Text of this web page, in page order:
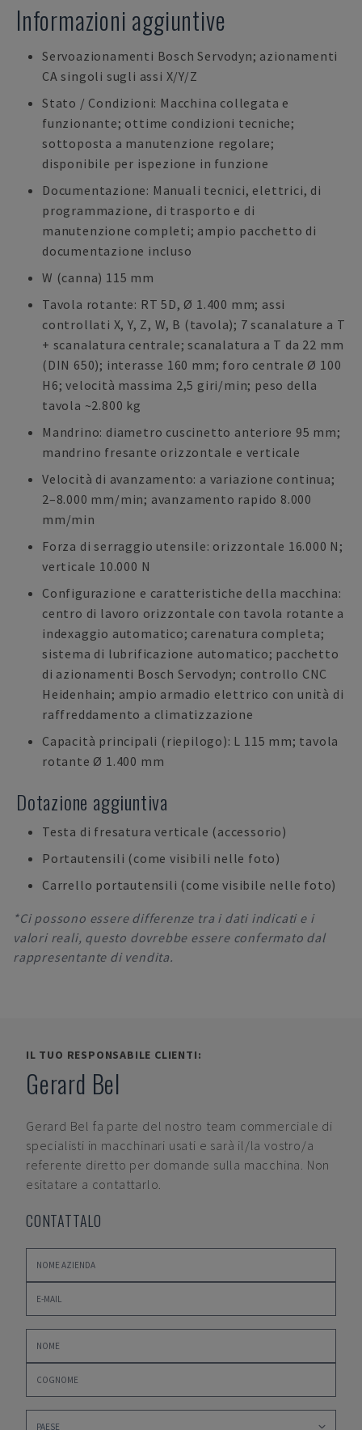
Informazioni aggiuntive
Servoazionamenti Bosch Servodyn; azionamenti
CA singoli sugli assi X/Y/Z
Stato / Condizioni: Macchina collegata e
funzionante; ottime condizioni tecniche;
sottoposta a manutenzione regolare;
disponibile per ispezione in funzione
Documentazione: Manuali tecnici, elettrici, di
programmazione, di trasporto e di
manutenzione completi; ampio pacchetto di
documentazione incluso
W (canna) 115 mm
Tavola rotante: RT 5D, Ø 1.400 mm; assi
controllati X, Y, Z, W, B (tavola); 7 scanalature a T
+ scanalatura centrale; scanalatura a T da 22 mm
(DIN 650); interasse 160 mm; foro centrale Ø 100
H6; velocità massima 2,5 giri/min; peso della
tavola ~2.800 kg
Mandrino: diametro cuscinetto anteriore 95 mm;
mandrino fresante orizzontale e verticale
Velocità di avanzamento: a variazione continua;
2–8.000 mm/min; avanzamento rapido 8.000
mm/min
Forza di serraggio utensile: orizzontale 16.000 N;
verticale 10.000 N
Configurazione e caratteristiche della macchina:
centro di lavoro orizzontale con tavola rotante a
indexaggio automatico; carenatura completa;
sistema di lubrificazione automatico; pacchetto
di azionamenti Bosch Servodyn; controllo CNC
Heidenhain; ampio armadio elettrico con unità di
raffreddamento a climatizzazione
Capacità principali (riepilogo): L 115 mm; tavola
rotante Ø 1.400 mm
Dotazione aggiuntiva
Testa di fresatura verticale (accessorio)
Portautensili (come visibili nelle foto)
Carrello portautensili (come visibile nelle foto)
*Ci possono essere differenze tra i dati indicati e i
valori reali, questo dovrebbe essere confermato dal
rappresentante di vendita.
IL TUO RESPONSABILE CLIENTI:
Gerard Bel
Gerard Bel fa parte del nostro team commerciale di
specialisti in macchinari usati e sarà il/la vostro/a
referente diretto per domande sulla macchina. Non
esitatare a contattarlo.
CONTATTALO